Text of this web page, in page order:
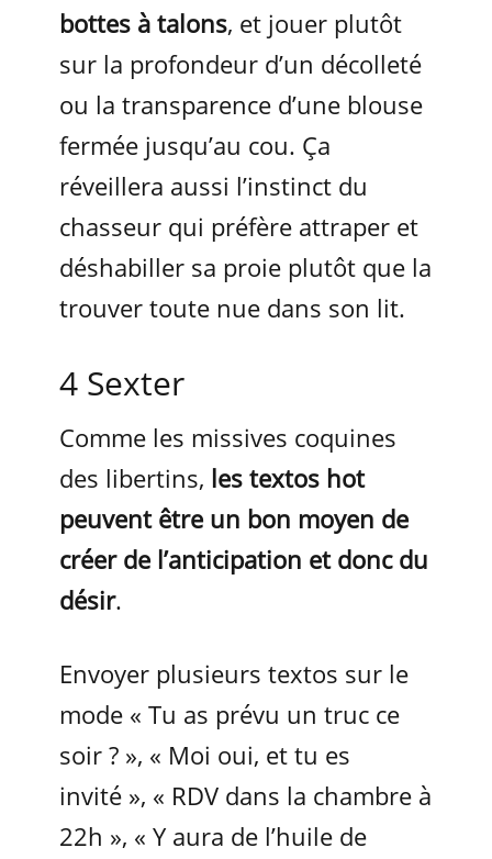
bottes à talons, et jouer plutôt
sur la profondeur d’un décolleté
ou la transparence d’une blouse
fermée jusqu’au cou. Ça
réveillera aussi l’instinct du
chasseur qui préfère attraper et
déshabiller sa proie plutôt que la
trouver toute nue dans son lit.
4 Sexter
Comme les missives coquines
des libertins, les textos hot
peuvent être un bon moyen de
créer de l’anticipation et donc du
désir.
Envoyer plusieurs textos sur le
mode « Tu as prévu un truc ce
soir ? », « Moi oui, et tu es
invité », « RDV dans la chambre à
22h », « Y aura de l’huile de